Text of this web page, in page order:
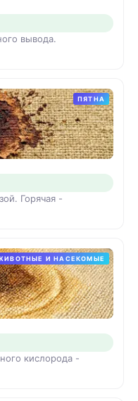
вывода.
ПЯТНА
Горячая -
И НАСЕКОМЫЕ
кислорода -